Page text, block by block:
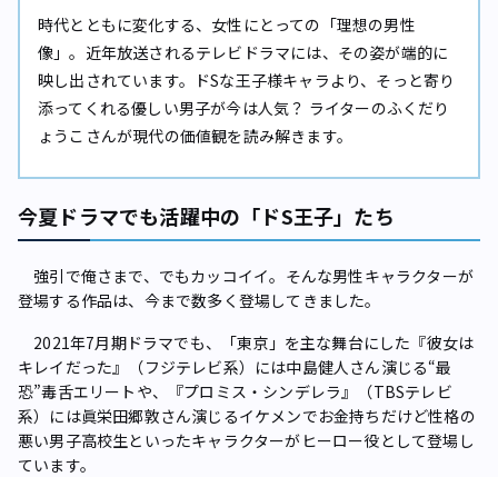
時代とともに変化する、女性にとっての「理想の男性
像」。近年放送されるテレビドラマには、その姿が端的に
映し出されています。ドSな王子様キャラより、そっと寄り
添ってくれる優しい男子が今は人気――？ ライターのふくだり
ょうこさんが現代の価値観を読み解きます。
今夏ドラマでも活躍中の「ドS王子」たち
強引で俺さまで、でもカッコイイ――。そんな男性キャラクターが
登場する作品は、今まで数多く登場してきました。
2021年7月期ドラマでも、「東京」を主な舞台にした『彼女は
キレイだった』（フジテレビ系）には中島健人さん演じる“最
恐”毒舌エリートや、『プロミス・シンデレラ』（TBSテレビ
系）には眞栄田郷敦さん演じるイケメンでお金持ちだけど性格の
悪い男子高校生といったキャラクターがヒーロー役として登場し
ています。